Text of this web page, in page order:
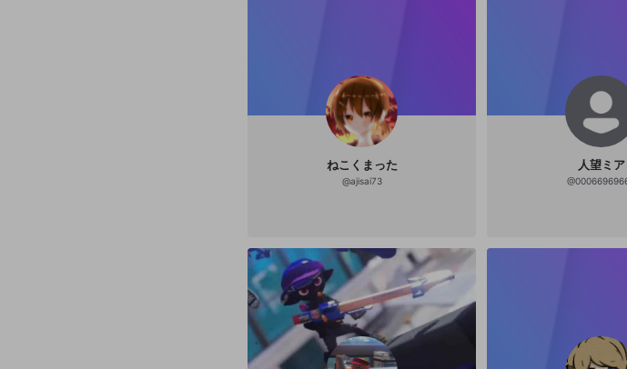
•マシュマロ https://
り3位ありがとございました🌸 🫧special
ks🫧 お母さま:夢野ゆの様
it.link/yumenoyuno お父さ
https://x.com/ithiku_u BGM:「melon sod
a」 (https://youtu.be/
NeF2YMwubgukn) 茶葉の
ねこくまった
@ajisai73
人望ミア
@